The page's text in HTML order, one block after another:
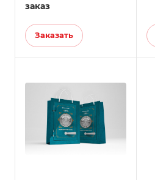
заказ
Заказать